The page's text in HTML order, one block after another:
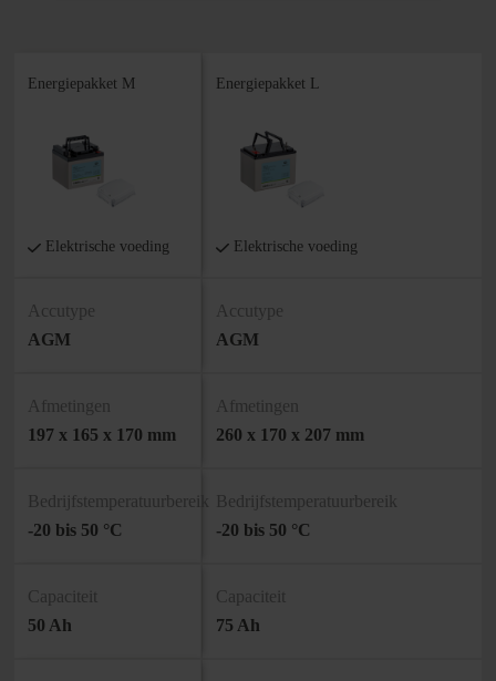
Energiepakket M
Elektrische voeding
Energiepakket L
Elektrische voeding
Accutype
AGM
Accutype
AGM
Afmetingen
197 x 165 x 170 mm
Afmetingen
260 x 170 x 207 mm
Bedrijfstemperatuurbereik
-20 bis 50 °C
Bedrijfstemperatuurbereik
-20 bis 50 °C
Capaciteit
50 Ah
Capaciteit
75 Ah